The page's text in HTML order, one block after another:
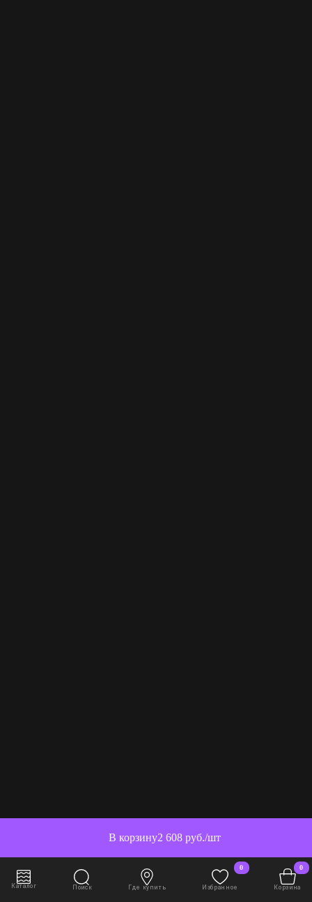
2 608 руб./шт
В корзину
Каталог Поиск Где купить
0
Избранное
0
Корзина